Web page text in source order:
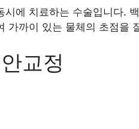
시에 치료하는 수술입니다.
가까이 있는 물체의 초점을
교정